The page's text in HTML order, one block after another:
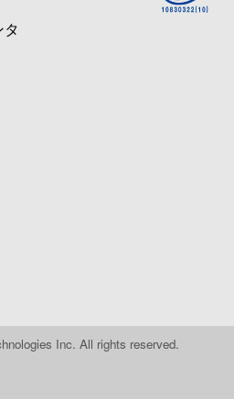
Inc. All rights reserved.